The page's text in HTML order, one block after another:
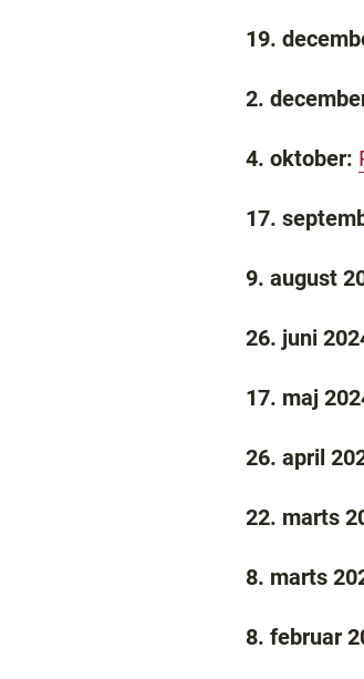
19.
2.
4. oktober:
17.
9. august
26. juni
17. maj
26. april
22. marts
8. marts
8. februar